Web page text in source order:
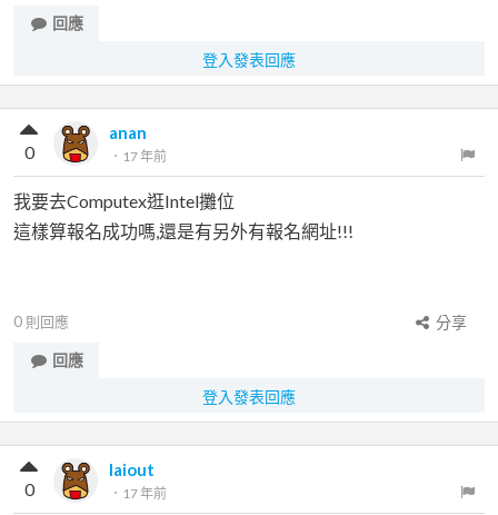
回應
登入發表回應
anan
． 17 年前
0
我要去Computex逛Intel攤位
這樣算報名成功嗎,還是有另外有報名網址!!!
0 則回應
分享
回應
登入發表回應
laiout
． 17 年前
0